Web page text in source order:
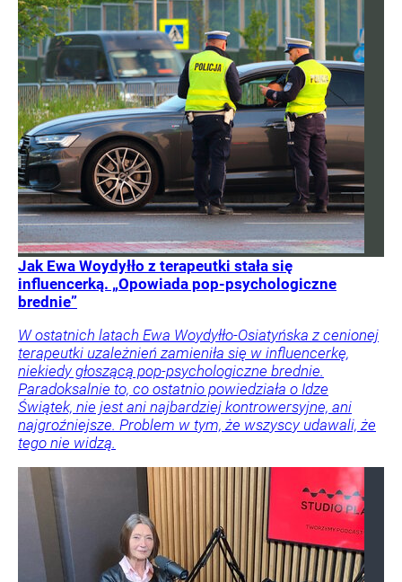
Jak Ewa Woydyłło z terapeutki stała się
influencerką. „Opowiada pop-psychologiczne
brednie”
W ostatnich latach Ewa Woydyłło-Osiatyńska z cenionej
terapeutki uzależnień zamieniła się w influencerkę,
niekiedy głoszącą pop-psychologiczne brednie.
Paradoksalnie to, co ostatnio powiedziała o Idze
Świątek, nie jest ani najbardziej kontrowersyjne, ani
najgroźniejsze. Problem w tym, że wszyscy udawali, że
tego nie widzą.